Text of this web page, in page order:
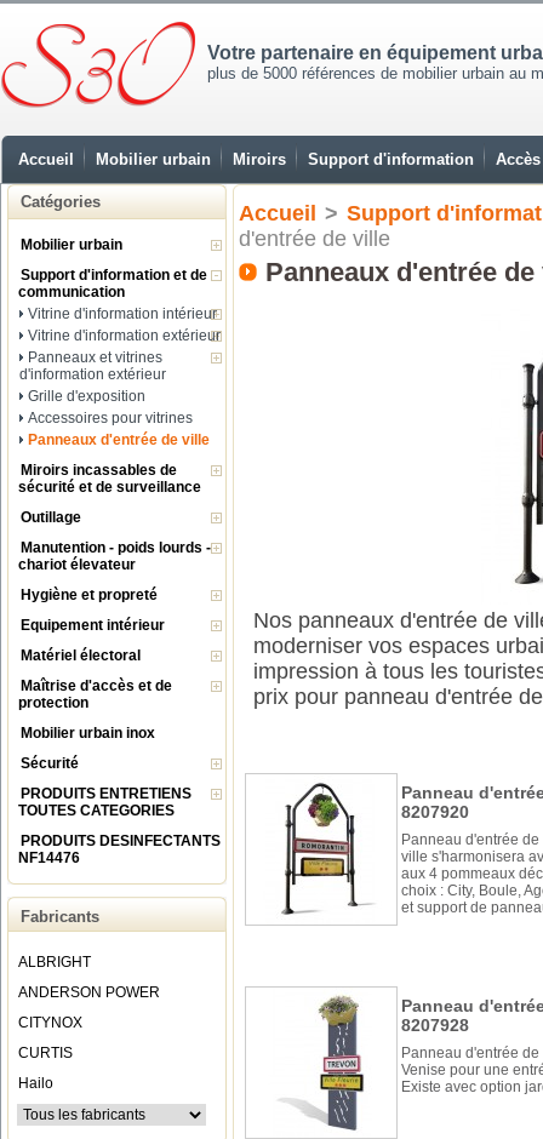
Votre partenaire en équipement
plus de 5000 références de mobilier urbain au
Accueil Mobilier urbain Miroirs Support d'information
Catégories
Mobilier urbain
Support d'information et de
communication
Vitrine d'information intérieur
Vitrine d'information extérieur
Panneaux et vitrines
d'information extérieur
Grille d'exposition
Accessoires pour vitrines
Panneaux d'entrée de ville
Miroirs incassables de
sécurité et de surveillance
Outillage
Manutention - poids lourds -
chariot élevateur
Hygiène et propreté
Equipement intérieur
Matériel électoral
Maîtrise d'accès et de
protection
Mobilier urbain inox
Sécurité
PRODUITS ENTRETIENS
TOUTES CATEGORIES
PRODUITS DESINFECTANTS
NF14476
Fabricants
ALBRIGHT
ANDERSON POWER
CITYNOX
CURTIS
Hailo
Accueil > Support
d'entrée de ville
Panneaux d'entrée de
Nos panneaux d'entrée de
moderniser vos espaces
impression à tous les
prix pour panneau d'entrée
Panneau
8207920
Panneau d'entrée
ville s'harmonisera
aux 4 pommeaux
choix : City, Boule,
et support de
Panneau
8207928
Panneau d'entrée
Venise pour une
Existe avec option